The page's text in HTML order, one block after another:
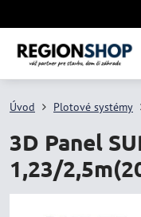
Úvod Plotové systémy
3D Panel
1,23/